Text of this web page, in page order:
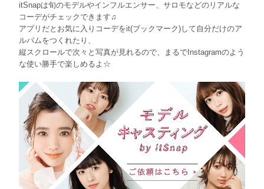
itSnapは旬のモデルやインフルエンサー、サロモなどのリアルな
コーデがチェックできます♫
アプリだとお気に入りコーデをit(ブックマーク)して自分だけのア
ルバムをつくれたり、
縦スクロールで次々と写真が見れるので、まるでInstagramのよう
な使い勝手で楽しめるよ☆